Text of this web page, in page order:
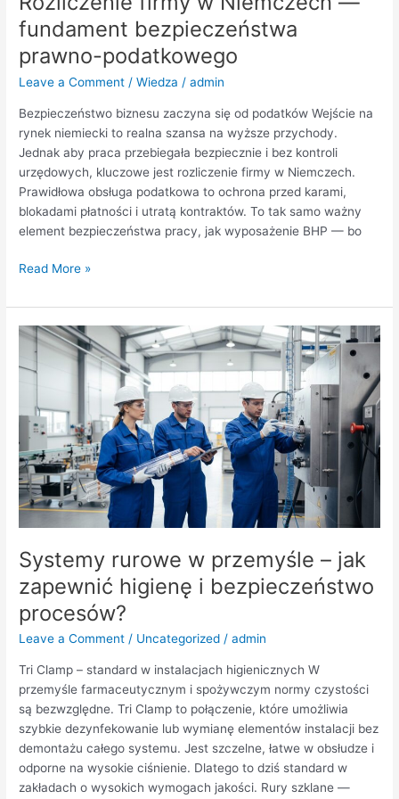
fundament bezpieczeństwa
prawno-podatkowego
Leave a Comment /Wiedza /admin
Bezpieczeństwo biznesu zaczyna się od podatków Wejście na
rynek niemiecki to realna szansa na wyższe przychody.
Jednak aby praca przebiegała bezpiecznie i bez kontroli
urzędowych, kluczowe jest rozliczenie firmy w Niemczech.
Prawidłowa obsługa podatkowa to ochrona przed karami,
blokadami płatności i utratą kontraktów. To tak samo ważny
element bezpieczeństwa pracy, jak wyposażenie BHP — bo
Read More »
Systemy rurowe w przemyśle – jak
zapewnić higienę i bezpieczeństwo
procesów?
Leave a Comment / Uncategorized /admin
Tri Clamp – standard w instalacjach higienicznych W
przemyśle farmaceutycznym i spożywczym normy czystości
są bezwzględne. Tri Clamp to połączenie, które umożliwia
szybkie dezynfekowanie lub wymianę elementów instalacji bez
demontażu całego systemu. Jest szczelne, łatwe w obsłudze i
odporne na wysokie ciśnienie. Dlatego to dziś standard w
zakładach o wysokich wymogach jakości. Rury szklane —
Systemy
rurowe
w
–
jak
zapewnić
higienę
i
bezpieczeństwo
procesów?